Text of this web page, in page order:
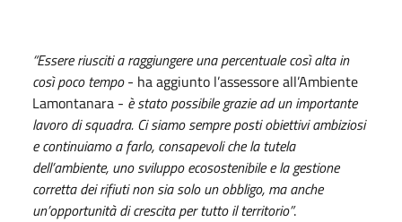
“Essere riusciti a raggiungere una percentuale così alta in
così poco tempo- ha aggiunto l’assessore all’Ambiente
Lamontanara - è stato possibile grazie ad un importante
lavoro di squadra. Ci siamo sempre posti obiettivi ambiziosi
e continuiamo a farlo, consapevoli che la tutela
dell’ambiente, uno sviluppo ecosostenibile e la gestione
corretta dei rifiuti non sia solo un obbligo, ma anche
un’opportunità di crescita per tutto il territorio”.